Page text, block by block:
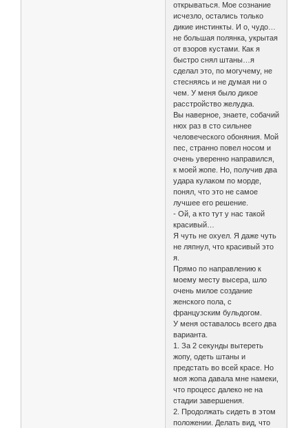
открываться. Мое сознание
исчезло, остались только
дикие инстинкты. И о, чудо…
не большая полянка, укрытая
от взоров кустами. Как я
быстро снял штаны…я
сделал это, по могучему, не
стесняясь и не думая ни о
чем. У меня было дикое
расстройство желудка.
Вы наверное, знаете, собачий
нюх раз в сто сильнее
человеческого обоняния. Мой
пес, странно повел носом и
очень уверенно направился,
к моей жопе. Но, получив два
удара кулаком по морде,
понял, что это не самое
лучшее его решение.
- Ой, а кто тут у нас такой
красивый…
Я чуть не охуел. Я даже чуть
не ляпнул, что красивый это
я.
Прямо по направлению к
моему месту высера, шло
очень милое создание
женского пола, с
французским бульдогом.
У меня оставалось всего два
варианта.
1. За 2 секунды вытереть
жопу, одеть штаны и
предстать во всей красе. Но
моя жопа давала мне намеки,
что процесс далеко не на
стадии завершения.
2. Продолжать сидеть в этом
положении. Делать вид, что